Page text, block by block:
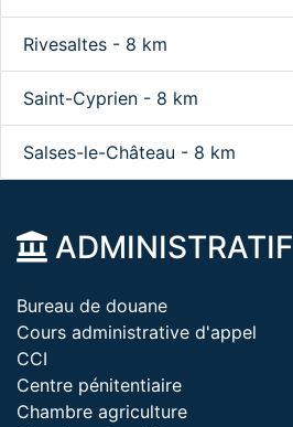
Rivesaltes - 8 km
Saint-Cyprien - 8 km
Salses-le-Château - 8 km
ADMINISTRATIF
Bureau de douane
Cours administrative d'appel
CCI
Centre pénitentiaire
Chambre agriculture